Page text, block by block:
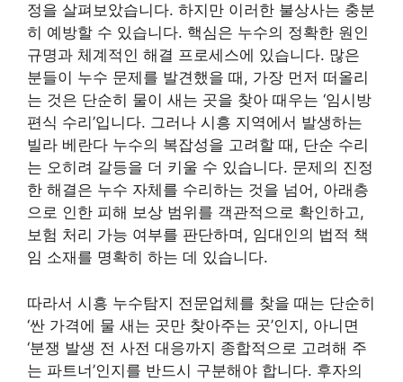
정을 살펴보았습니다. 하지만 이러한 불상사는 충분
히 예방할 수 있습니다. 핵심은 누수의 정확한 원인
규명과 체계적인 해결 프로세스에 있습니다. 많은
분들이 누수 문제를 발견했을 때, 가장 먼저 떠올리
는 것은 단순히 물이 새는 곳을 찾아 때우는 ‘임시방
편식 수리’입니다. 그러나 시흥 지역에서 발생하는
빌라 베란다 누수의 복잡성을 고려할 때, 단순 수리
는 오히려 갈등을 더 키울 수 있습니다. 문제의 진정
한 해결은 누수 자체를 수리하는 것을 넘어, 아래층
으로 인한 피해 보상 범위를 객관적으로 확인하고,
보험 처리 가능 여부를 판단하며, 임대인의 법적 책
임 소재를 명확히 하는 데 있습니다.
따라서 시흥 누수탐지 전문업체를 찾을 때는 단순히
‘싼 가격에 물 새는 곳만 찾아주는 곳’인지, 아니면
‘분쟁 발생 전 사전 대응까지 종합적으로 고려해 주
는 파트너’인지를 반드시 구분해야 합니다. 후자의